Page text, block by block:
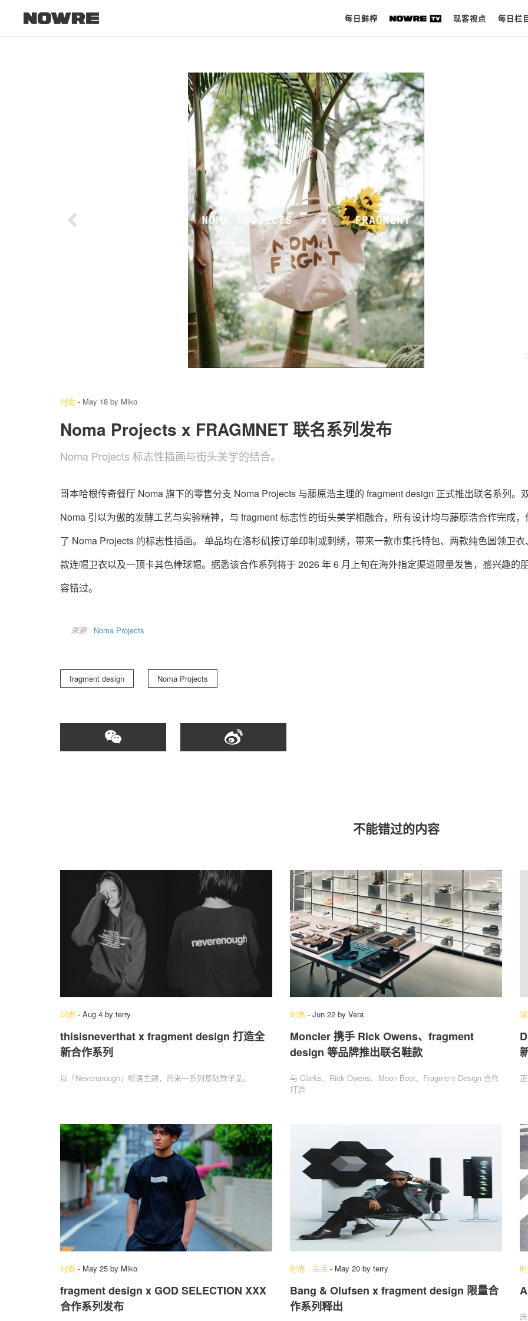
每日鲜榨 现客视点 每日栏
现客视点
每日栏目
时 尚
球 鞋
生 活
科 技
关于我们 联系我们
3
时尚 - May 18 by Miko
Noma Projects x FRAGMNET 联名系列发布
Noma Projects 标志性插画与街头美学的结合。
哥本哈根传奇餐厅 Noma 旗下的零售分支 Noma Projects 与藤原浩主理的 fragment design 正式推出联名系列。
Noma 引以为傲的发酵工艺与实验精神，与 fragment 标志性的街头美学相融合，所有设计均与藤原浩合作完成，
了 Noma Projects 的标志性插画。 单品均在洛杉矶按订单印制或刺绣，带来一款市集托特包、两款纯色圆领卫衣
款连帽卫衣以及一顶卡其色棒球帽。据悉该合作系列将于 2026 年 6 月上旬在海外指定渠道限量发售，感兴趣的
容错过。
来源 Noma Projects
fragment design Noma Projects
不能错过的内容
时尚 - Aug 4 by terry
thisisneverthat x fragment design 打造全
新合作系列
以「Neverenough」标语主题，带来一系列基础款单品。
时尚 - Jun 22 by Vera
Moncler 携手 Rick Owens、fragment
design 等品牌推出联名鞋款
与 Clarks、Rick Owens、Moon Boot、Fragment Design 合作
打造
时尚 - May 25 by Miko
fragment design x GOD SELECTION XXX
合作系列发布
时尚 . 生活 - May 20 by terry
Bang & Olufsen x fragment design 限量合
作系列释出